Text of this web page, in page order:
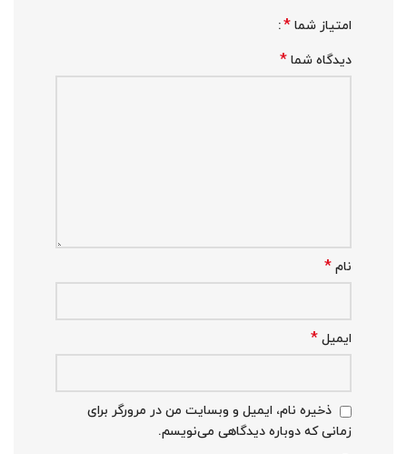
امتیاز شما *
دیدگاه شما *
نام *
ایمیل *
ذخیره نام، ایمیل و وبسایت من در مرورگر برای
زمانی که دوباره دیدگاهی می‌نویسم.